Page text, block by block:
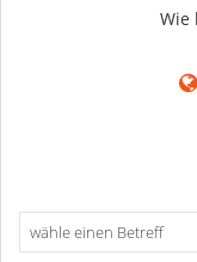
Wie
wähle einen Betreff